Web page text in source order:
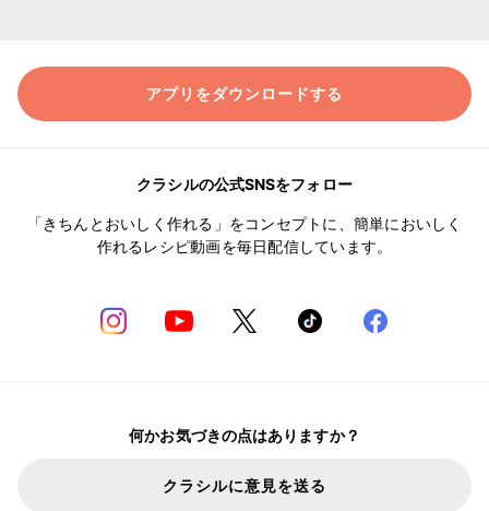
アプリをダウンロードする
クラシルの公式SNSをフォロー
「きちんとおいしく作れる」をコンセプトに、簡単においしく
作れるレシピ動画を毎日配信しています。
何かお気づきの点はありますか？
クラシルに意見を送る